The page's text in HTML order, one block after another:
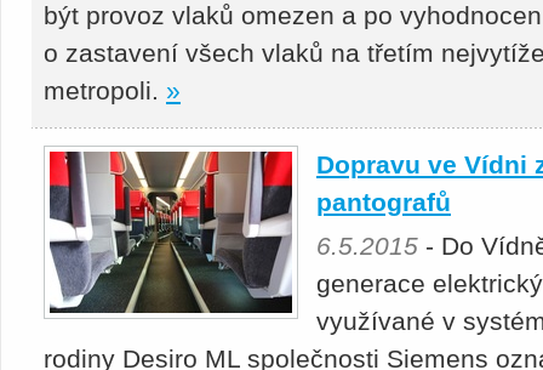
být provoz vlaků omezen a po
o zastavení všech vlaků na třetím
metropoli. »
Dopravu ve Vídni
pantografů
6.5.2015 - Do
generace
využívané v
rodiny Desiro ML společnosti Siemens